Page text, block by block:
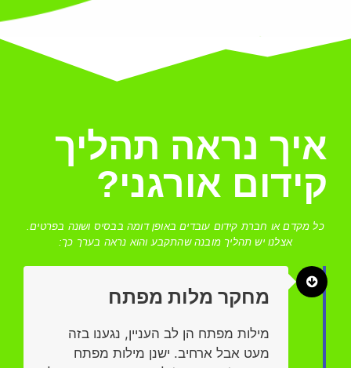
איך נראה תהליך
קידום אורגני?
כל מקדם או חברת קידום עובדים באופן דומה בבסיס ושונה בפרטים.
אצלנו יש תהליך מובנה שהתקבע והוא נראה בערך כך:
מחקר מלות מפתח
מילות מפתח הן לב העניין, נגענו בזה
מעט אבל ארחיב. ישנן מילות מפתח